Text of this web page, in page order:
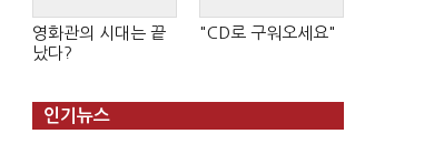
영화관의 시대는 끝
났다?
"CD로 구워오세요"
인기뉴스